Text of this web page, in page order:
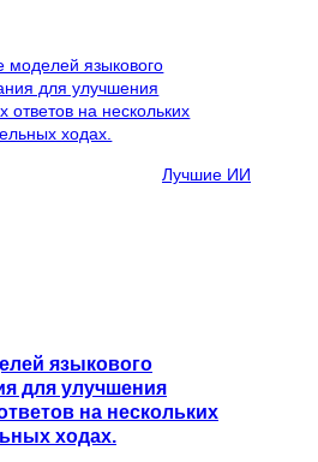
Лучшие ИИ
языкового
для улучшения
на нескольких
ходах.